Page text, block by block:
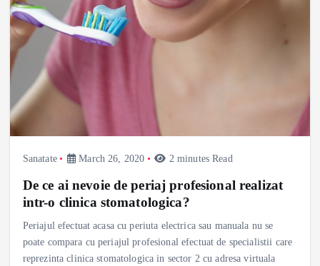
Sanatate March 26, 2020 2 minutes Read
De ce ai nevoie de periaj profesional realizat
intr-o clinica stomatologica?
Periajul efectuat acasa cu periuta electrica sau manuala nu se
poate compara cu periajul profesional efectuat de specialistii care
reprezinta clinica stomatologica in sector 2 cu adresa virtuala